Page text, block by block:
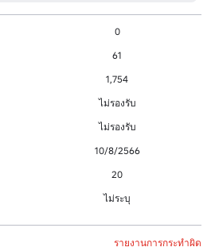
0
61
1,754
ไม่รองรับ
ไม่รองรับ
10/8/2566
20
ไม่ระบุ
รายงานการกระทำผิด